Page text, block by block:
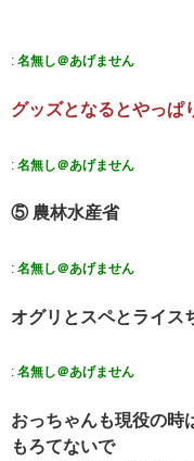
: 名無し＠あげません
グッズとなるとやっぱ
: 名無し＠あげません
⑤ 農林水産省
: 名無し＠あげません
オグリとスペとライス
: 名無し＠あげません
おっちゃんも現役の時
もろてないで